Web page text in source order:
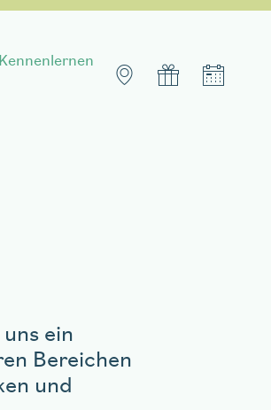
Kennenlernen
ein
Bereichen
und